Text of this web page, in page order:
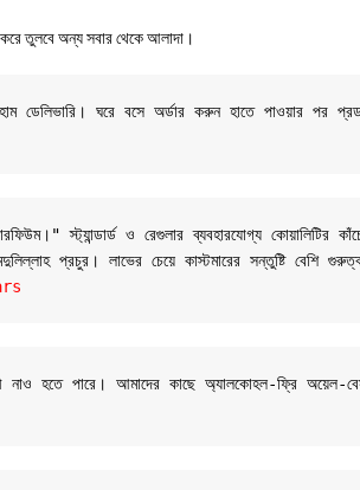
তুলবে অন্য সবার থেকে আলাদা।
ডেলিভারি। ঘরে বসে অর্ডার করুন হাতে পাওয়ার পর
স্ট্যান্ডার্ড ও রেগুলার ব্যবহারযোগ্য কোয়ালিটির
প্রচুর। লাভের চেয়ে কাস্টমারের সন্তুষ্টি বেশি
নাও হতে পারে। আমাদের কাছে অ্যালকোহল-ফ্রি